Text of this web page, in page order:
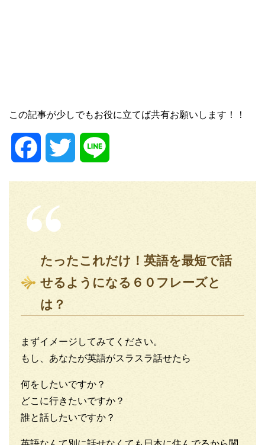
この記事が少しでもお役に立てば共有お願いします！！
b t
たったこれだけ！英語を最短で話
せるようになる６０フレーズと
は？
まずイメージしてみてください。
もし、あなたが英語がスラスラ話せたら
何をしたいですか？
どこに行きたいですか？
誰と話したいですか？